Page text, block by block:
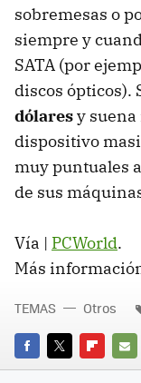
sobremesas o
siempre y
SATA (por
discos ópticos).
dólaresy
dispositivo
muy puntuales
de sus
Vía | PCWorld.
Más
FACEBOOK
TWITTER
E-
TEMAS Otros